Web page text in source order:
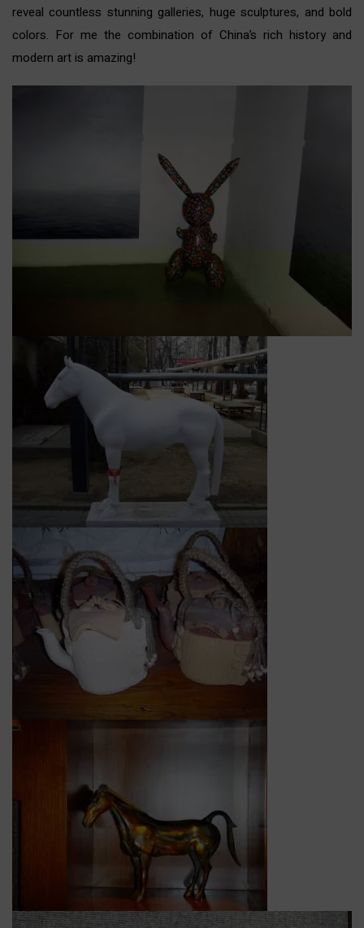
reveal countless stunning galleries, huge sculptures, and bold
colors. For me the combination of China’s rich history and
modern art is amazing!